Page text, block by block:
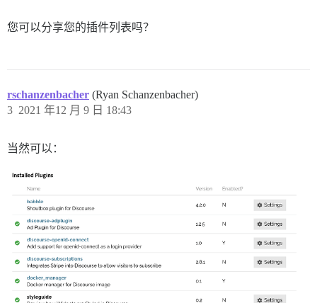
您可以分享您的插件列表吗？
rschanzenbacher (Ryan Schanzenbacher)
2021 年12 月 9 日 18:43
3
当然可以：